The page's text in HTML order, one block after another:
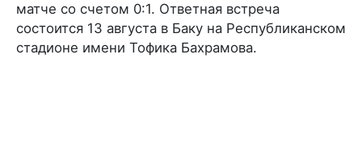
матче со счетом 0:1. Ответная встреча
состоится 13 августа в Баку на Республиканском
стадионе имени Тофика Бахрамова.